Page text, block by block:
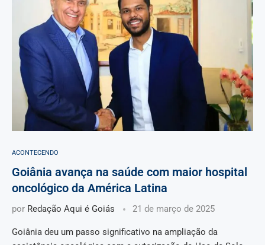
ACONTECENDO
Goiânia avança na saúde com maior hospital
oncológico da América Latina
por Redação Aqui é Goiás 21 de março de 2025
Goiânia deu um passo significativo na ampliação da